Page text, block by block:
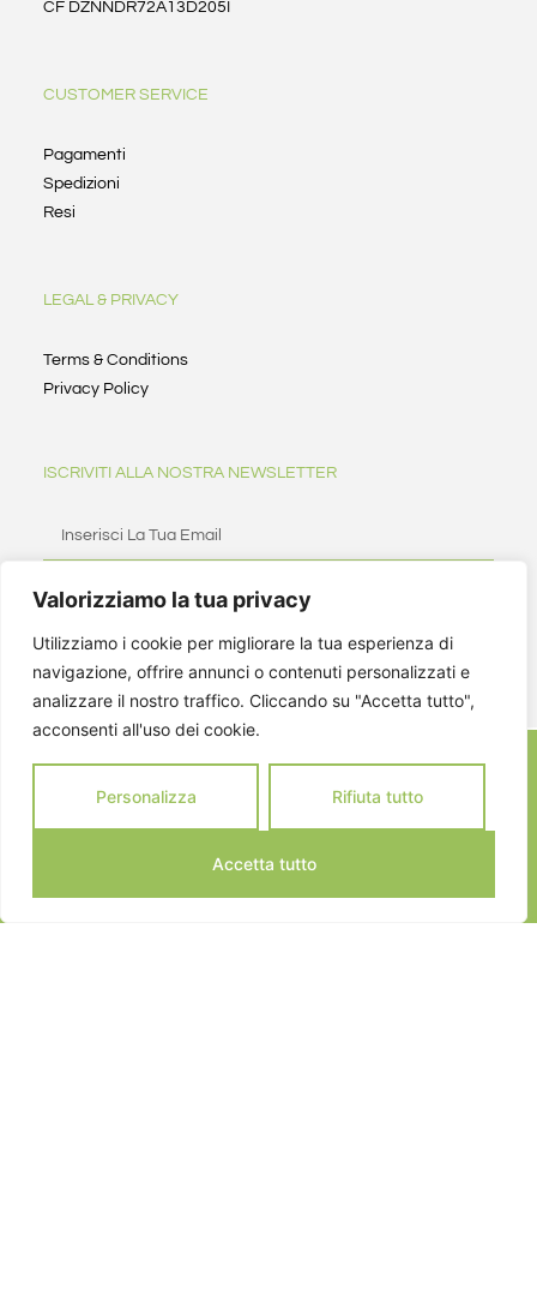
Valorizziamo la tua privacy
Utilizziamo i cookie per migliorare la tua esperienza di
navigazione, offrire annunci o contenuti personalizzati e
analizzare il nostro traffico. Cliccando su "Accetta tutto",
acconsenti all'uso dei cookie.
Personalizza Rifiuta tutto
Accetta tutto
CF DZNNDR72A13D205I
CUSTOMER SERVICE
Pagamenti
Spedizioni
Resi
LEGAL & PRIVACY
Terms & Conditions
Privacy Policy
ISCRIVITI ALLA NOSTRA NEWSLETTER